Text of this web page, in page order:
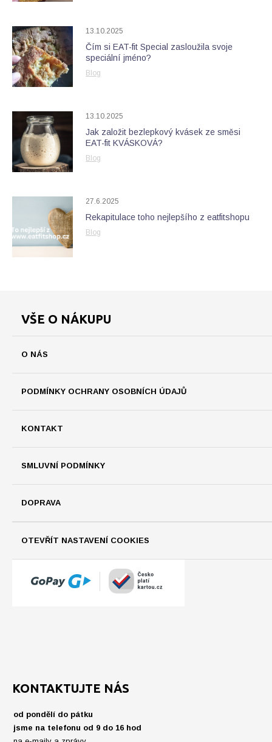
13.10.2025
Čím si EAT-fit Special zasloužila svoje
speciální jméno?
Blog
13.10.2025
Jak založit bezlepkový kvásek ze směsi
EAT-fit KVÁSKOVÁ?
Blog
27.6.2025
Rekapitulace toho nejlepšího z eatfitshopu
Blog
VŠE O NÁKUPU
O NÁS
PODMÍNKY OCHRANY OSOBNÍCH ÚDAJŮ
KONTAKT
SMLUVNÍ PODMÍNKY
DOPRAVA
OTEVŘÍT NASTAVENÍ COOKIES
KONTAKTUJTE NÁS
od pondělí do pátku
jsme na telefonu od 9 do 16 hod